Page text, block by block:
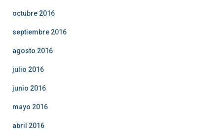
octubre 2016
septiembre 2016
agosto 2016
julio 2016
junio 2016
mayo 2016
abril 2016